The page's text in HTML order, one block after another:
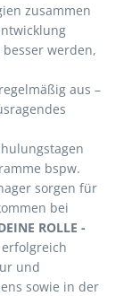
zusammen
werden,
aus –
bspw.
sorgen für
bei
ROLLE -
und
sowie in der